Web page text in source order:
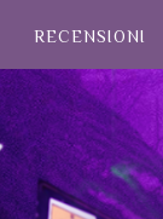
RECENSIONI